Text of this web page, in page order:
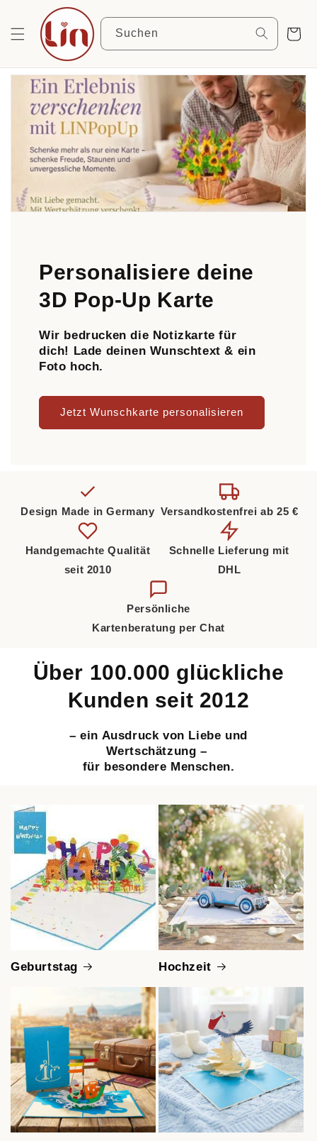
Inhalt
Suchen
Personalisiere deine
3D Pop-Up Karte
Wir bedrucken die Notizkarte für
dich! Lade deinen Wunschtext & ein
Foto hoch.
Jetzt Wunschkarte personalisieren
Design Made in Germany Versandkostenfrei ab 25 €
Handgemachte Qualität
seit 2010
Schnelle Lieferung mit
DHL
Persönliche
Kartenberatung per Chat
Über 100.000 glückliche
Kunden seit 2012
– ein Ausdruck von Liebe und
Wertschätzung –
für besondere Menschen.
Geburtstag Hochzeit